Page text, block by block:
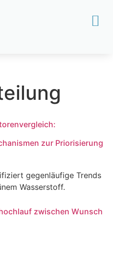
zur Priorisierung
gegenläufige Trends
Wasserstoff.
zwischen Wunsch